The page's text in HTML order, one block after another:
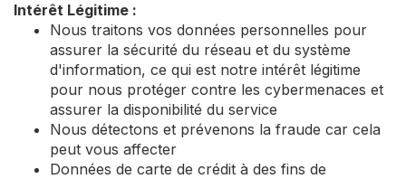
Intérêt Légitime :
Nous traitons vos données personnelles pour
assurer la sécurité du réseau et du système
d'information, ce qui est notre intérêt légitime
pour nous protéger contre les cybermenaces et
assurer la disponibilité du service
Nous détectons et prévenons la fraude car cela
peut vous affecter
Données de carte de crédit à des fins de